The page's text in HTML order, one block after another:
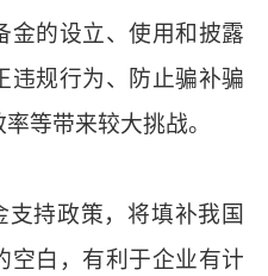
金的设立、使用和披露
违规行为、防止骗补骗
等带来较大挑战。
持政策，将填补我国
空白，有利于企业有计